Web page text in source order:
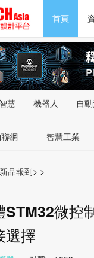
首頁
慧 機器人 自
網 智慧工業
>
品報到 >
STM32微
選擇